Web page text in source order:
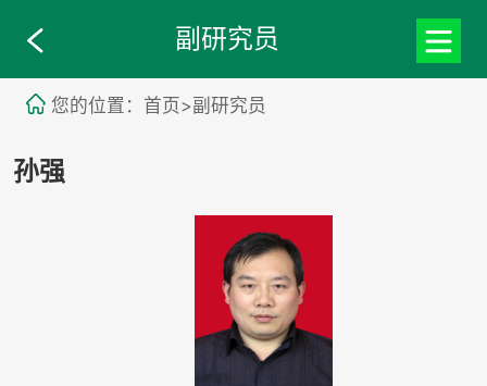
副研究员
您的位置：首页>副研究员
孙强